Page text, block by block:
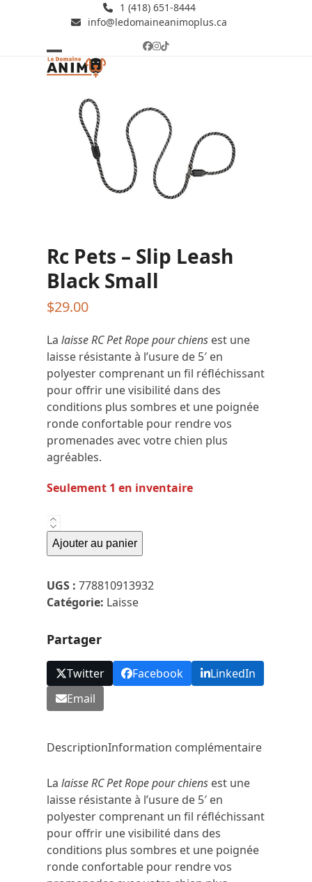
1 (418) 651-8444
info@ledomaineanimoplus.ca
Facebook
Instagram
Tiktok
Open
menu
Close
menu
Rc Pets – Slip Leash
Black Small
$29.00
Lalaisse RC Pet Rope pour chiens est une
laisse résistante à l’usure de 5′ en
polyester comprenant un fil réfléchissant
pour offrir une visibilité dans des
conditions plus sombres et une poignée
ronde confortable pour rendre vos
promenades avec votre chien plus
agréables.
Seulement 1 en inventaire
quantité
de
Rc
-
Slip
Black
Ajouter au panier
UGS :778810913932
Catégorie: Laisse
Partager
Twitter Facebook
LinkedIn
Email
DescriptionInformation complémentaire
Lalaisse RC Pet Rope pour chiens est une
laisse résistante à l’usure de 5′ en
polyester comprenant un fil réfléchissant
pour offrir une visibilité dans des
conditions plus sombres et une poignée
ronde confortable pour rendre vos